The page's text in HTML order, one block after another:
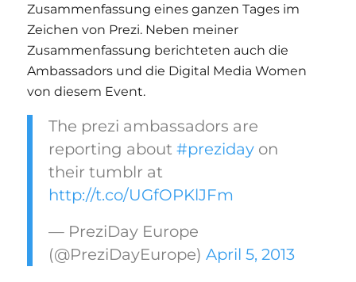
Zusammenfassung eines ganzen Tages im
Zeichen von Prezi. Neben meiner
Zusammenfassung berichteten auch die
Ambassadors und die Digital Media Women
von diesem Event.
The prezi ambassadors are
reporting about #prezidayon
their tumblr at
http://t.co/UGfOPKlJFm
— PreziDay Europe
(@PreziDayEurope) April 5, 2013